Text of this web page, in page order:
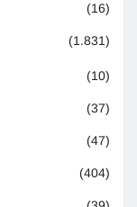
(16)
(1.831)
(10)
(37)
(47)
(404)